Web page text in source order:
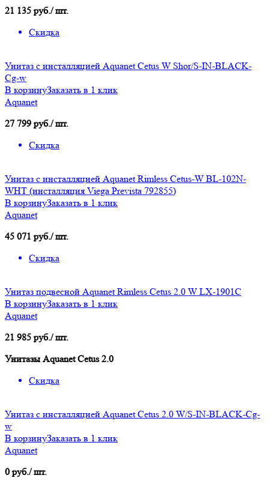
21 135 руб./ шт.
Скидка
Унитаз с инсталляцией Aquanet Cetus W Shor/S-IN-BLACK-
Cg-w
В корзинуЗаказать в 1 клик
Aquanet
27 799 руб./ шт.
Скидка
Унитаз с инсталляцией Aquanet Rimless Cetus-W BL-102N-
WHT (инсталляция Viega Prevista 792855)
В корзинуЗаказать в 1 клик
Aquanet
45 071 руб./ шт.
Скидка
Унитаз подвесной Aquanet Rimless Cetus 2.0 W LX-1901С
В корзинуЗаказать в 1 клик
Aquanet
21 985 руб./ шт.
Унитазы Aquanet Cetus 2.0
Скидка
Унитаз с инсталляцией Aquanet Cetus 2.0 W/S-IN-BLACK-Cg-
w
В корзинуЗаказать в 1 клик
Aquanet
0 руб./ шт.